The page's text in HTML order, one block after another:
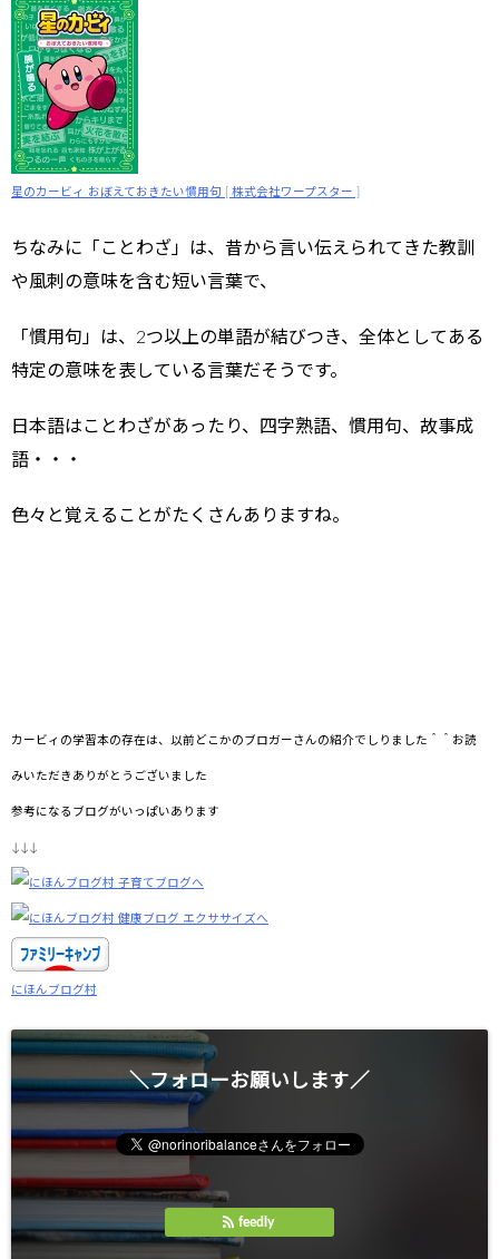
星のカービィ おぼえておきたい慣用句 [ 株式会社ワープスター ]
ちなみに「ことわざ」は、昔から言い伝えられてきた教訓
や風刺の意味を含む短い言葉で、
「慣用句」は、2つ以上の単語が結びつき、全体としてある
特定の意味を表している言葉だそうです。
日本語はことわざがあったり、四字熟語、慣用句、故事成
語・・・
色々と覚えることがたくさんありますね。
カービィの学習本の存在は、以前どこかのブロガーさんの紹介でしりました＾＾お読
みいただきありがとうございました
参考になるブログがいっぱいあります
↓↓↓
にほんブログ村
＼フォローお願いします／
feedly